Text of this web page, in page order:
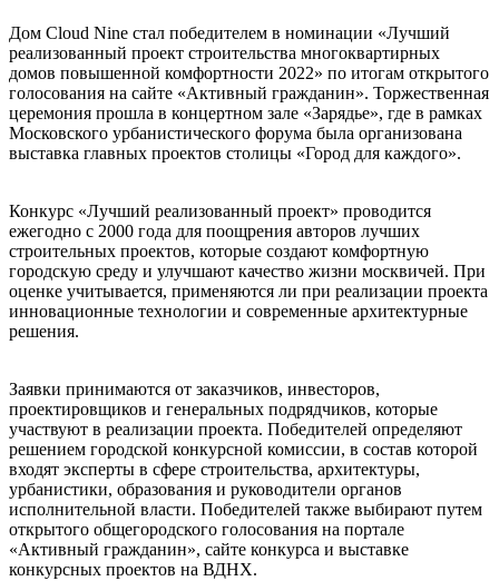
Дом Cloud Nine стал победителем в номинации «Лучший
реализованный проект строительства многоквартирных
домов повышенной комфортности 2022» по итогам открытого
голосования на сайте «Активный гражданин». Торжественная
церемония прошла в концертном зале «Зарядье», где в рамках
Московского урбанистического форума была организована
выставка главных проектов столицы «Город для каждого».
Конкурс «Лучший реализованный проект» проводится
ежегодно с 2000 года для поощрения авторов лучших
строительных проектов, которые создают комфортную
городскую среду и улучшают качество жизни москвичей. При
оценке учитывается, применяются ли при реализации проекта
инновационные технологии и современные архитектурные
решения.
Заявки принимаются от заказчиков, инвесторов,
проектировщиков и генеральных подрядчиков, которые
участвуют в реализации проекта. Победителей определяют
решением городской конкурсной комиссии, в состав которой
входят эксперты в сфере строительства, архитектуры,
урбанистики, образования и руководители органов
исполнительной власти. Победителей также выбирают путем
открытого общегородского голосования на портале
«Активный гражданин», сайте конкурса и выставке
конкурсных проектов на ВДНХ.